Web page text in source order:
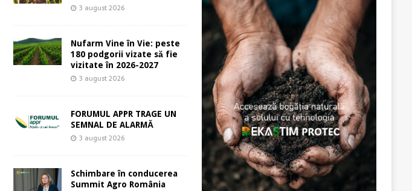
3 august 2026
Nufarm Vine în Vie: peste
180 podgorii vizate să fie
vizitate în 2026-2027
3 august 2026
FORUMUL APPR TRAGE UN
SEMNAL DE ALARMĂ
3 august 2026
Schimbare în conducerea
Summit Agro România